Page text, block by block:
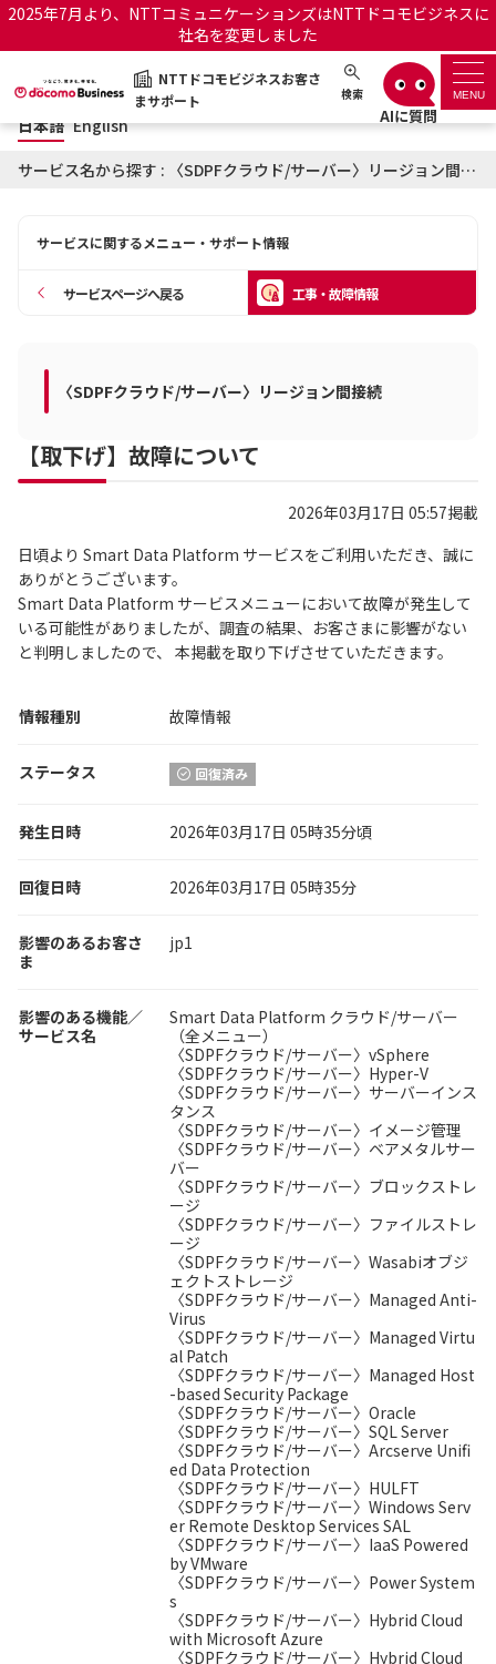
2025年7月より、NTTコミュニケーションズはNTTドコモビジネスに
社名を変更しました
NTTドコモビジネスお客さ
まサポート
検索 MENU
NTTドコモビジネスお客さまサポート 日本語 English
サポートトップ
OCNのお客さまはこちら
工事・故障情報通知サー
ビス
オフィシャルサイト
日本語 English
サービス名から探す : 〈SDPFクラウド/サーバー〉リージョン間接続に関する工事・故障情報
サービスに関するメニュー・サポート情報
サービスページへ戻る 工事・故障情報
〈SDPFクラウド/サーバー〉リージョン間接続
【取下げ】故障について
2026年03月17日 05:57掲載
日頃より Smart Data Platform サービスをご利用いただき、誠に
ありがとうございます。
Smart Data Platform サービスメニューにおいて故障が発生して
いる可能性がありましたが、調査の結果、お客さまに影響がない
と判明しましたので、 本掲載を取り下げさせていただきます。
情報種別 故障情報
ステータス 回復済み
発生日時 2026年03月17日 05時35分頃
回復日時 2026年03月17日 05時35分
影響のあるお客さ
ま
jp1
影響のある機能／
サービス名
Smart Data Platform クラウド/サーバー
（全メニュー）
〈SDPFクラウド/サーバー〉vSphere
〈SDPFクラウド/サーバー〉Hyper-V
〈SDPFクラウド/サーバー〉サーバーインス
タンス
〈SDPFクラウド/サーバー〉イメージ管理
〈SDPFクラウド/サーバー〉ベアメタルサー
バー
〈SDPFクラウド/サーバー〉ブロックストレ
ージ
〈SDPFクラウド/サーバー〉ファイルストレ
ージ
〈SDPFクラウド/サーバー〉Wasabiオブジ
ェクトストレージ
〈SDPFクラウド/サーバー〉Managed Anti-
Virus
〈SDPFクラウド/サーバー〉Managed Virtu
al Patch
〈SDPFクラウド/サーバー〉Managed Host
-based Security Package
〈SDPFクラウド/サーバー〉Oracle
〈SDPFクラウド/サーバー〉SQL Server
〈SDPFクラウド/サーバー〉Arcserve Unifi
ed Data Protection
〈SDPFクラウド/サーバー〉HULFT
〈SDPFクラウド/サーバー〉Windows Serv
er Remote Desktop Services SAL
〈SDPFクラウド/サーバー〉IaaS Powered
by VMware
〈SDPFクラウド/サーバー〉Power System
s
〈SDPFクラウド/サーバー〉Hybrid Cloud
with Microsoft Azure
〈SDPFクラウド/サーバー〉Hybrid Cloud